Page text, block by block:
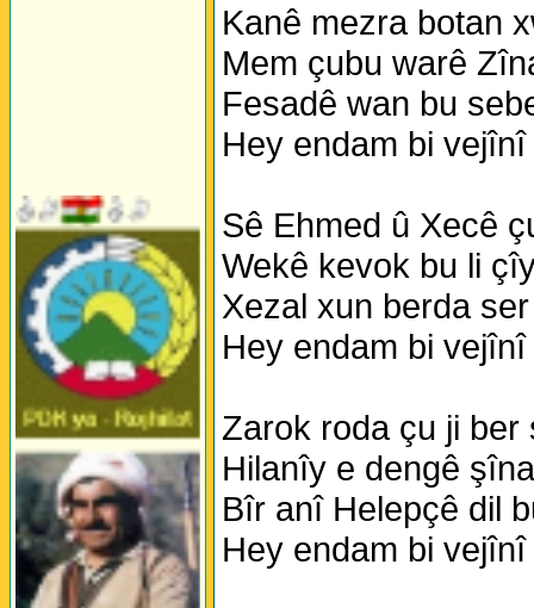
Kanê mezra botan
Mem çubu warê
Fesadê wan bu
Hey endam bi
Sê Ehmed û Xecê
Wekê kevok bu li
Xezal xun berda
Hey endam bi
Zarok roda çu ji ber
Hilanîy e dengê
Bîr anî Helepçê dil
Hey endam bi